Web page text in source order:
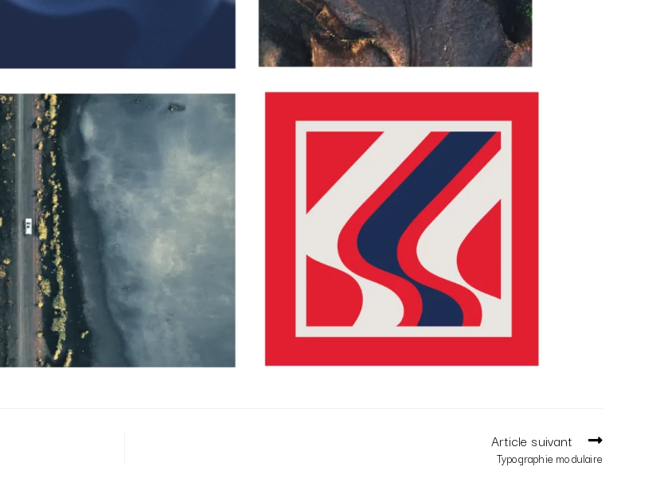
Article suivant
Typographie modulaire